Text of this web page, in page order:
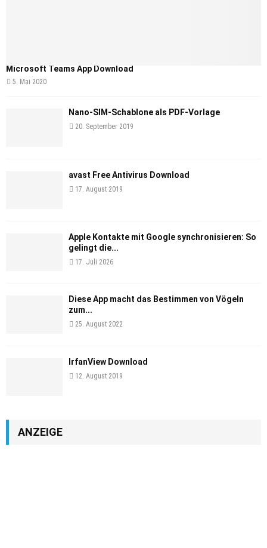
Microsoft Teams App Download
5. Mai 2020
Nano-SIM-Schablone als PDF-Vorlage
20. September 2019
avast Free Antivirus Download
17. August 2019
Apple Kontakte mit Google synchronisieren: So
gelingt die...
17. Juli 2026
Diese App macht das Bestimmen von Vögeln
zum...
25. August 2022
IrfanView Download
12. August 2019
ANZEIGE